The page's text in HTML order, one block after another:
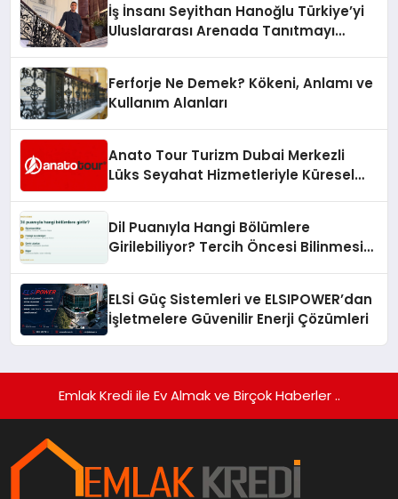
İş İnsanı Seyithan Hanoğlu Türkiye’yi
Uluslararası Arenada Tanıtmayı
Ferforje Ne Demek? Kökeni, Anlamı ve
Kullanım Alanları
Anato Tour Turizm Dubai Merkezli
Lüks Seyahat Hizmetleriyle Küresel
Dil Puanıyla Hangi Bölümlere
Girilebiliyor? Tercih Öncesi Bilinmesi
ELSİ Güç Sistemleri ve ELSIPOWER’dan
İşletmelere Güvenilir Enerji Çözümleri
Emlak Kredi ile Ev Almak ve Birçok Haberler ..